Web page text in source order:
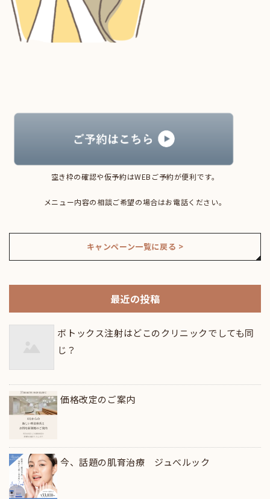
空き枠の確認や仮予約はWEBご予約が便利です。
メニュー内容の相談ご希望の場合はお電話ください。
キャンペーン一覧に戻る >
最近の投稿
ボトックス注射はどこのクリニックでしても同
じ？
価格改定のご案内
今、話題の肌育治療 ジュべルック